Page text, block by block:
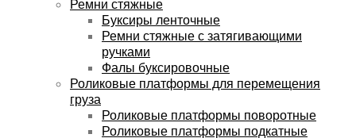
Ремни стяжные
Буксиры ленточные
Ремни стяжные с затягивающими
ручками
Фалы буксировочные
Роликовые платформы для перемещения
груза
Роликовые платформы поворотные
Роликовые платформы подкатные